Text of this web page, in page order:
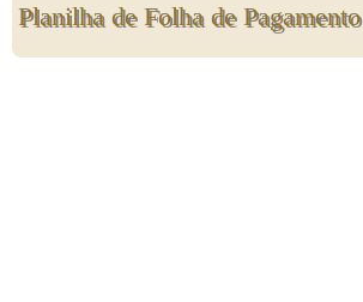
Planilha de Folha de Pagamento